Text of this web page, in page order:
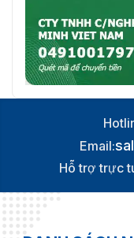
Email:
Hỗ trợ trực